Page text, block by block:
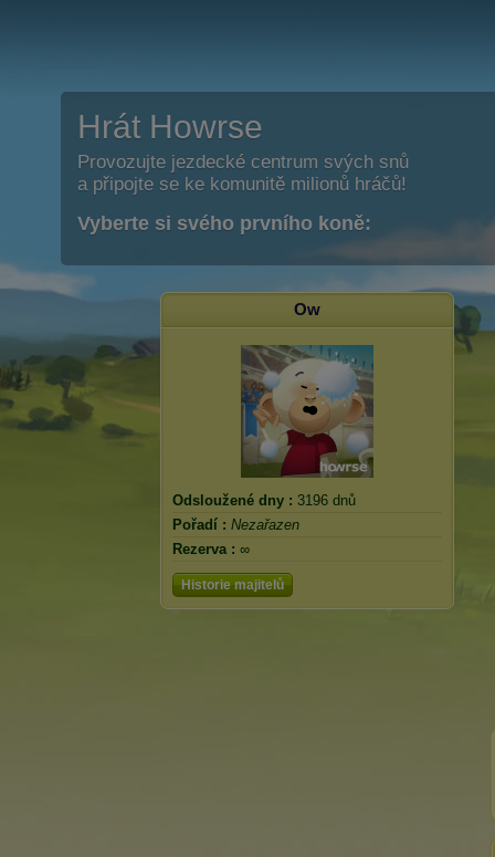
Hrát Howrse
Provozujte jezdecké centrum svých snů
a připojte se ke komunitě milionů hráčů!
Vyberte si svého prvního koně:
Ow
Odsloužené dny : 3196 dnů
Pořadí : Nezařazen
Rezerva : ∞
Historie majitelů